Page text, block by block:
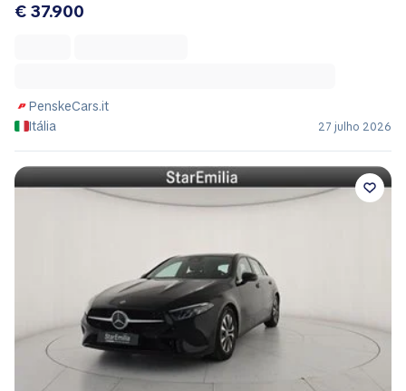
€ 37.900
PenskeCars.it
Itália
27 julho 2026